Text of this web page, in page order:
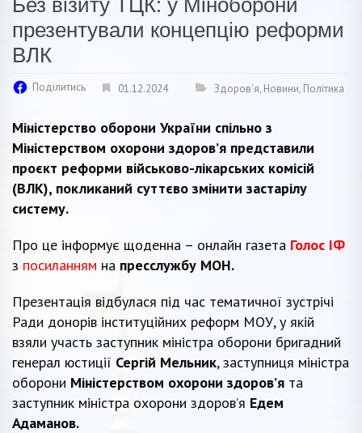
презентували концепцію реформи
ВЛК
Поділитись 01.12.2024 Здоров'я, Новини, Політика
Міністерство оборони України спільно з
Міністерством охорони здоров’я представили
проєкт реформи військово-лікарських комісій
(ВЛК), покликаний суттєво змінити застарілу
систему.
Про це інформує щоденна – онлайн газета Голос ІФ
з посиланням на пресслужбу МОН.
Презентація відбулася під час тематичної зустрічі
Ради донорів інституційних реформ МОУ, у якій
взяли участь заступник міністра оборони бригадний
генерал юстиції Сергій Мельник, заступниця міністра
оборони Міністерством охорони здоров’я та
заступник міністра охорони здоров’я Едем
Адаманов.